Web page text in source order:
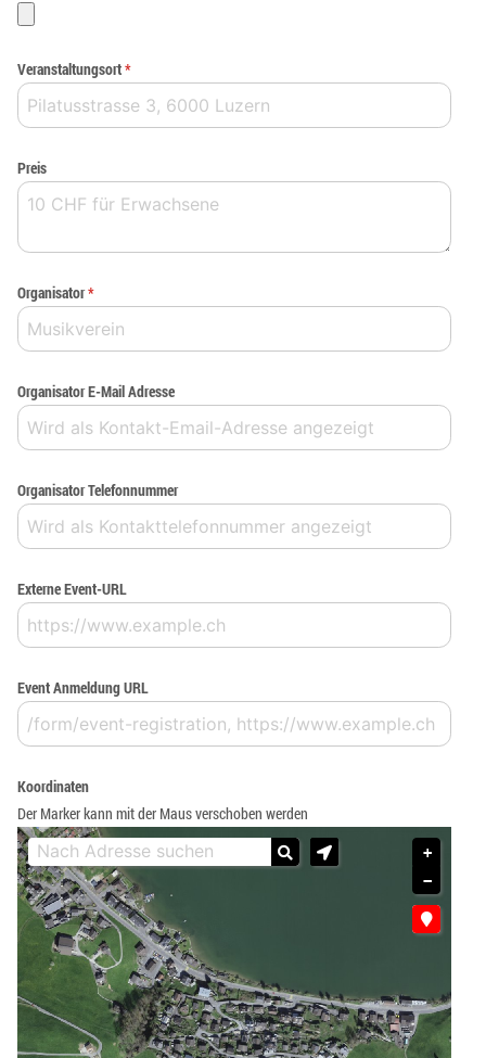
Veranstaltungsort*
Preis
Organisator*
Organisator E-Mail Adresse
Organisator Telefonnummer
Externe Event-URL
Event Anmeldung URL
Koordinaten
Der Marker kann mit der Maus verschoben werden
+
−